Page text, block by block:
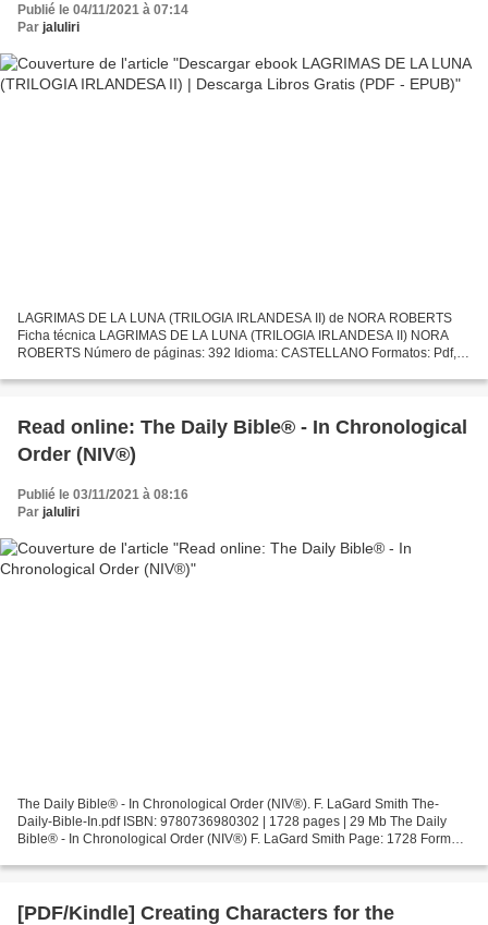
Publié le 04/11/2021 à 07:14
Par jaluliri
LAGRIMAS DE LA LUNA (TRILOGIA IRLANDESA II) de NORA ROBERTS
Ficha técnica LAGRIMAS DE LA LUNA (TRILOGIA IRLANDESA II) NORA
ROBERTS Número de páginas: 392 Idioma: CASTELLANO Formatos: Pdf,
Read online: The Daily Bible® - In Chronological
Order (NIV®)
Publié le 03/11/2021 à 08:16
Par jaluliri
The Daily Bible® - In Chronological Order (NIV®). F. LaGard Smith The-
Daily-Bible-In.pdf ISBN: 9780736980302 | 1728 pages | 29 Mb The Daily
Bible® - In Chronological Order (NIV®) F. LaGard Smith Page: 1728 Format:
[PDF/Kindle] Creating Characters for the